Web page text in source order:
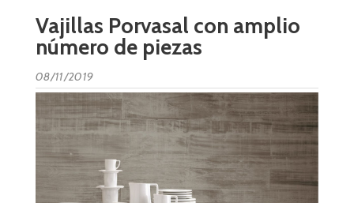
Vajillas Porvasal con amplio
número de piezas
08/11/2019